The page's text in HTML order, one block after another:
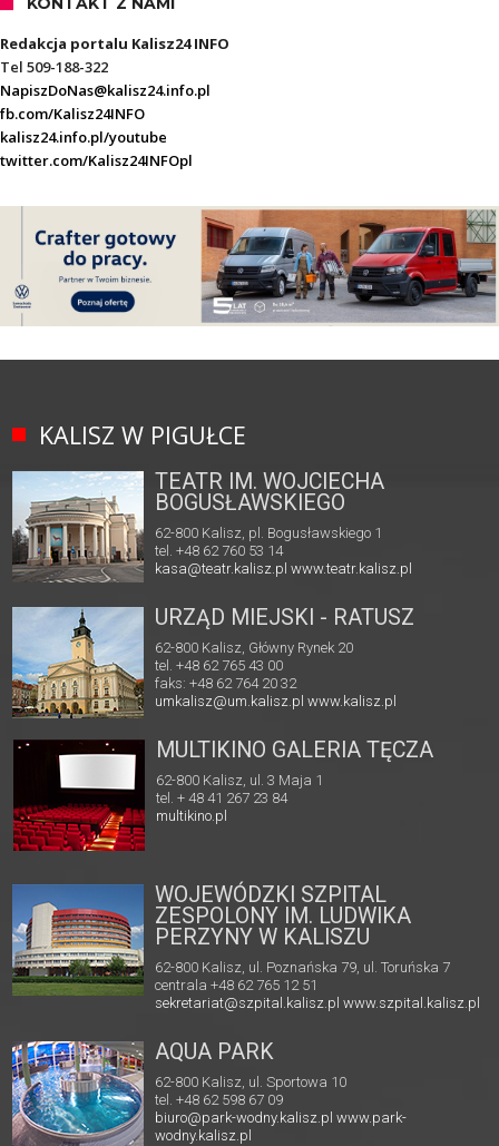
Redakcja portalu Kalisz24 INFO
Tel 509-188-322
NapiszDoNas@kalisz24.info.pl
fb.com/Kalisz24INFO
kalisz24.info.pl/youtube
twitter.com/Kalisz24INFOpl
KALISZ W PIGUŁCE
TEATR IM. WOJCIECHA
BOGUSŁAWSKIEGO
62-800 Kalisz, pl. Bogusławskiego 1
tel. +48 62 760 53 14
kasa@teatr.kalisz.pl www.teatr.kalisz.pl
URZĄD MIEJSKI - RATUSZ
62-800 Kalisz, Główny Rynek 20
tel. +48 62 765 43 00
faks: +48 62 764 20 32
umkalisz@um.kalisz.plwww.kalisz.pl
MULTIKINO GALERIA TĘCZA
62-800 Kalisz, ul. 3 Maja 1
tel. + 48 41 267 23 84
multikino.pl
WOJEWÓDZKI SZPITAL
ZESPOLONY IM. LUDWIKA
PERZYNY W KALISZU
62-800 Kalisz, ul. Poznańska 79, ul. Toruńska 7
centrala +48 62 765 12 51
sekretariat@szpital.kalisz.pl www.szpital.kalisz.pl
AQUA PARK
62-800 Kalisz, ul. Sportowa 10
tel. +48 62 598 67 09
biuro@park-wodny.kalisz.pl www.park-
wodny.kalisz.pl